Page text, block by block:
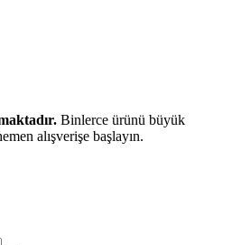
Binlerce ürünü büyük
alışverişe başlayın.